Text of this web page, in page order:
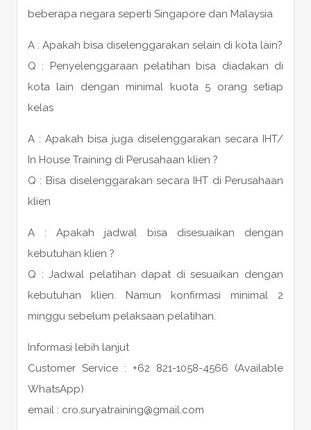
beberapa negara seperti Singapore dan Malaysia
A : Apakah bisa diselenggarakan selain di kota lain?
Q : Penyelenggaraan pelatihan bisa diadakan di
kota lain dengan minimal kuota 5 orang setiap
kelas
A : Apakah bisa juga diselenggarakan secara IHT/
In House Training di Perusahaan klien ?
Q : Bisa diselenggarakan secara IHT di Perusahaan
klien
A : Apakah jadwal bisa disesuaikan dengan
kebutuhan klien ?
Q : Jadwal pelatihan dapat di sesuaikan dengan
kebutuhan klien. Namun konfirmasi minimal 2
minggu sebelum pelaksaan pelatihan.
Informasi lebih lanjut
Customer Service : +62 821-1058-4566 (Available
WhatsApp)
email : cro.suryatraining@gmail.com